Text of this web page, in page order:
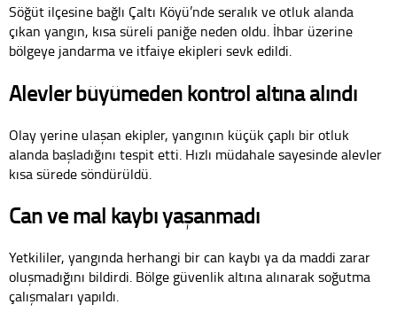
Söğüt ilçesine bağlı Çaltı Köyü’nde seralık ve otluk alanda
çıkan yangın, kısa süreli paniğe neden oldu. İhbar üzerine
bölgeye jandarma ve itfaiye ekipleri sevk edildi.
Alevler büyümeden kontrol altına alındı
Olay yerine ulaşan ekipler, yangının küçük çaplı bir otluk
alanda başladığını tespit etti. Hızlı müdahale sayesinde alevler
kısa sürede söndürüldü.
Can ve mal kaybı yaşanmadı
Yetkililer, yangında herhangi bir can kaybı ya da maddi zarar
oluşmadığını bildirdi. Bölge güvenlik altına alınarak soğutma
çalışmaları yapıldı.